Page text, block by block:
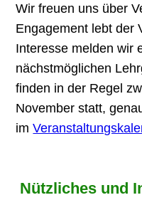
Wir freuen uns über
Engagement lebt der
Interesse melden wir
nächstmöglichen
finden in der Regel
November statt,
im
Nützliches und